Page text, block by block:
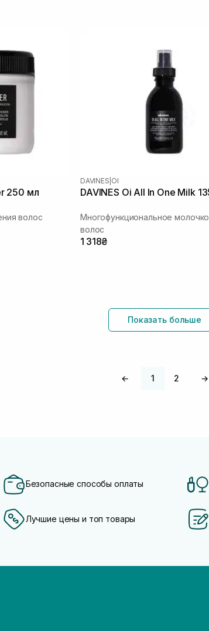
250 мл
волос
DAVINES OI
DAVINES Oi All In One Milk
Многофункциональное
волос
1 318₴
Показать больше
← 1 2 →
Безопасные способы оплаты
Лучшие цены и топ товары